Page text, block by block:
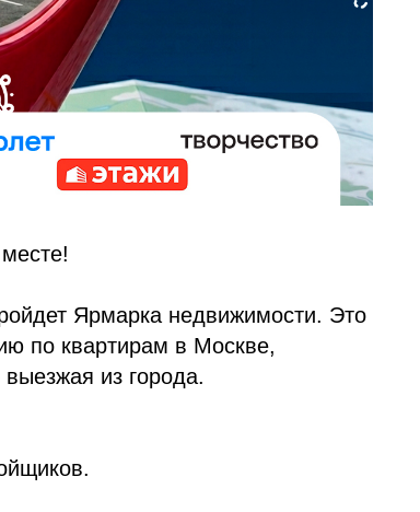
Ярмарка недвижимости. Это
по квартирам в Москве,
из города.